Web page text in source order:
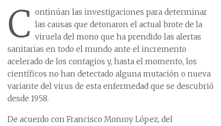
C ontinúan las investigaciones para determinar
las causas que detonaron el actual brote de la
viruela del mono que ha prendido las alertas
sanitarias en todo el mundo ante el incremento
acelerado de los contagios y, hasta el momento, los
científicos no han detectado alguna mutación o nueva
variante del virus de esta enfermedad que se descubrió
desde 1958.
De acuerdo con Francisco Monroy López, del